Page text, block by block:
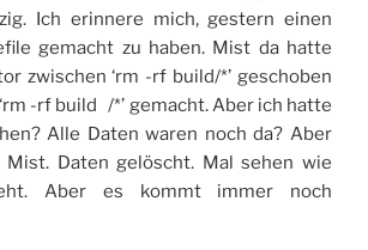
Ich erinnere mich, gestern einen
gemacht zu haben. Mist da hatte
zwischen ‘rm -rf build/*’ geschoben
-rf build /*’ gemacht. Aber ich hatte
Alle Daten waren noch da? Aber
Daten gelöscht. Mal sehen wie
Aber es kommt immer noch